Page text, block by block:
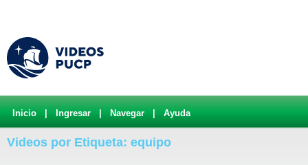
Inicio Ingresar Navegar Ayuda
Videos por Etiqueta: equipo